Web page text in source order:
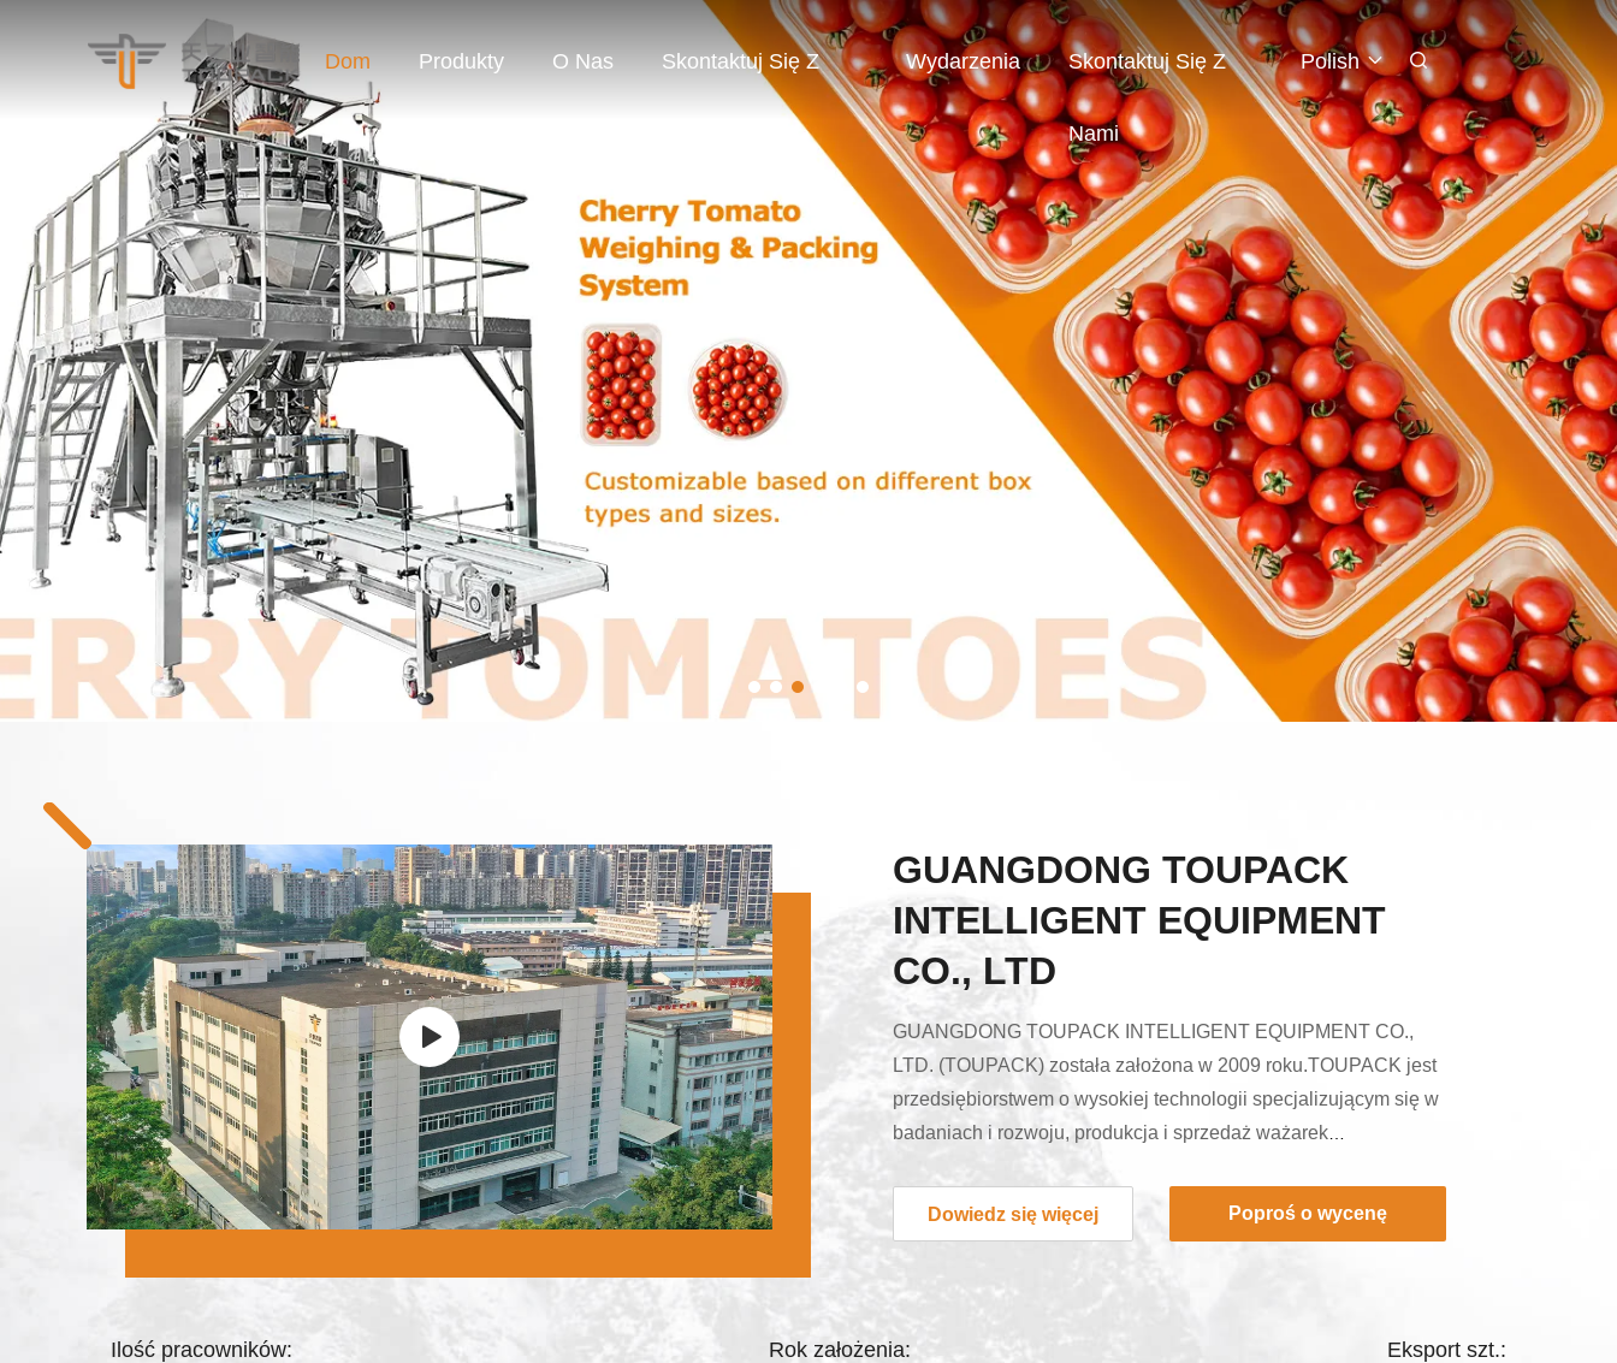
Dom Produkty O Nas Skontaktuj Się Z Wydarzenia Skontaktuj Się Z
Nami
Polish
GUANGDONG TOUPACK
INTELLIGENT EQUIPMENT
CO., LTD
GUANGDONG TOUPACK INTELLIGENT EQUIPMENT CO.,
LTD. (TOUPACK) została założona w 2009 roku.TOUPACK jest
przedsiębiorstwem o wysokiej technologii specjalizującym się w
badaniach i rozwoju, produkcja i sprzedaż ważarek
zautomatyzowanych systemów ważenia i pakowania
branży i wiedzę techniczną w sektorze urządzeń
Dowiedz się więcej Poproś o wycenę
Ilość pracowników: Rok założenia: Eksport szt.: